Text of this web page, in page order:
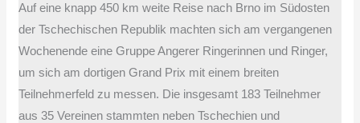
Auf eine knapp 450 km weite Reise nach Brno im Südosten
der Tschechischen Republik machten sich am vergangenen
Wochenende eine Gruppe Angerer Ringerinnen und Ringer,
um sich am dortigen Grand Prix mit einem breiten
Teilnehmerfeld zu messen. Die insgesamt 183 Teilnehmer
aus 35 Vereinen stammten neben Tschechien und